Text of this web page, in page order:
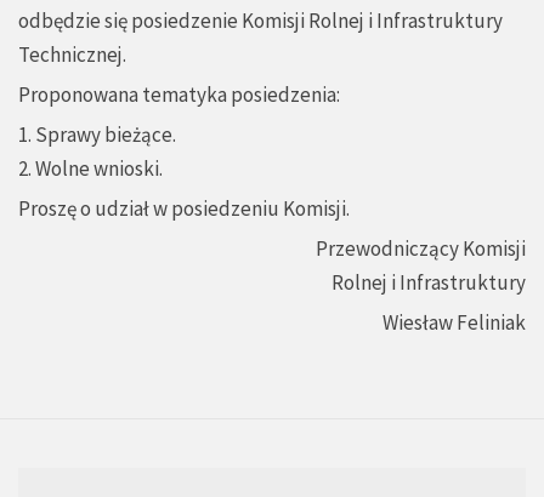
odbędzie się posiedzenie Komisji Rolnej i Infrastruktury
Technicznej.
Proponowana tematyka posiedzenia:
1. Sprawy bieżące.
2. Wolne wnioski.
Proszę o udział w posiedzeniu Komisji.
Przewodniczący Komisji
Rolnej i Infrastruktury
Wiesław Feliniak